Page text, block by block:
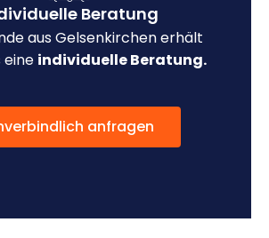
Beratung
aus Gelsenkirchen erhält
eine individuelle Beratung.
anfragen